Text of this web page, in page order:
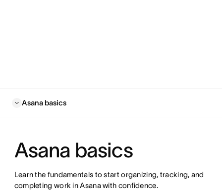
Asana basics
Asana basics
Learn the fundamentals to start organizing, tracking, and
completing work in Asana with confidence.